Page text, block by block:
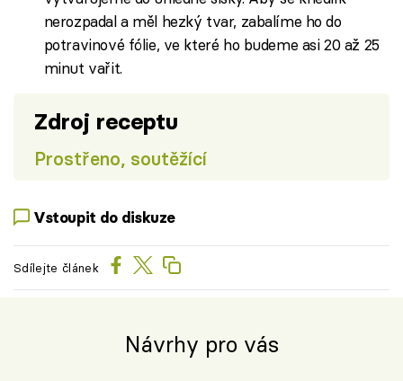
nerozpadal a měl hezký tvar, zabalíme ho do
potravinové fólie, ve které ho budeme asi 20 až 25
minut vařit.
Zdroj receptu
Prostřeno, soutěžící
Vstoupit do diskuze
Sdílejte článek
Návrhy pro vás